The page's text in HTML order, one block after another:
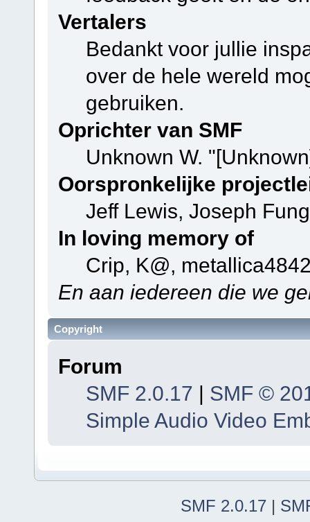
Vertalers
Bedankt voor jullie
over de hele wereld
gebruiken.
Oprichter van SMF
Unknown W.
Oorspronkelijke
Jeff Lewis, Joseph
In loving memory of
Crip, K@,
En aan iedereen die we
Copyright
Forum
SMF 2.0.17 | SMF ©
Simple Audio Video
SMF 2.0.17 |